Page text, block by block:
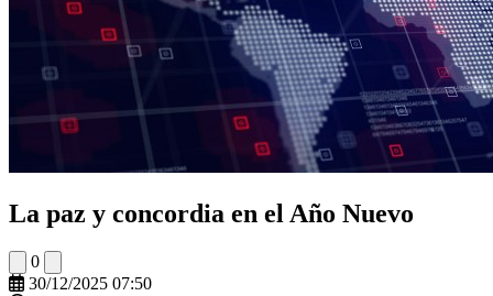
La paz y concordia en el Año Nuevo
0
30/12/2025 07:50